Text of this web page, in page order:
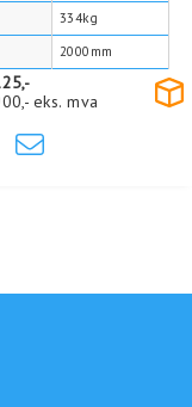
334kg
2000mm
eks. mva